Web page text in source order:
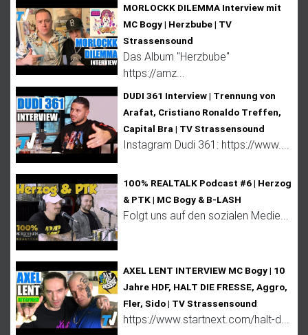
MORLOCKK DILEMMA Interview mit
MC Bogy | Herzbube | TV
Strassensound
Das Album "Herzbube"
https://amz...
DUDI 361 Interview | Trennung von
Arafat, Cristiano Ronaldo Treffen,
Capital Bra | TV Strassensound
Instagram Dudi 361: https://www....
100% REALTALK Podcast #6 | Herzog
& PTK | MC Bogy & B-LASH
Folgt uns auf den sozialen Medie...
AXEL LENT INTERVIEW MC Bogy | 10
Jahre HDF, HALT DIE FRESSE, Aggro,
Fler, Sido | TV Strassensound
https://www.startnext.com/halt-d...